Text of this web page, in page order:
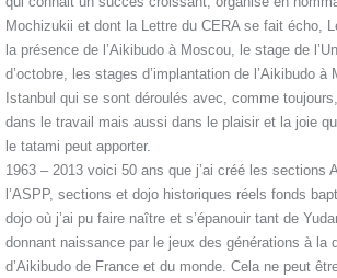
Mochizukii et dont la Lettre du CERA se fait écho,
la présence de l’Aikibudo à Moscou, le stage de
d’octobre, les stages d’implantation de l’Aikibudo à
Istanbul qui se sont déroulés avec, comme
dans le travail mais aussi dans le plaisir et la joie
le tatami peut apporter.
1963 – 2013 voici 50 ans que j’ai créé les sections
l’ASPP, sections et dojo historiques réels fonds
dojo où j’ai pu faire naître et s’épanouir tant de
donnant naissance par le jeux des générations à la
d’Aikibudo de France et du monde. Cela ne peut